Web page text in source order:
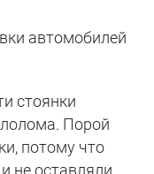
автомобилей
стоянки
Порой
потому что
не оставляли